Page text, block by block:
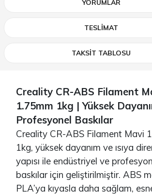
YORUMLAR
TESLIMAT
TAKSİT TABLOSU
Creality CR-ABS Filament
1.75mm 1kg | Yüksek
Profesyonel Baskılar
Creality CR-ABS Filament Mavi
1kg, yüksek dayanım ve ısıya
yapısı ile endüstriyel ve
baskılar için geliştirilmiştir. ABS
PLA’ya kıyasla daha sağlam,